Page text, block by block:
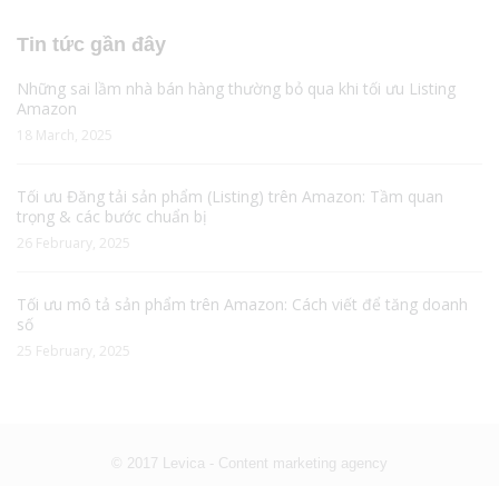
Tin tức gần đây
Những sai lầm nhà bán hàng thường bỏ qua khi tối ưu Listing
Amazon
18 March, 2025
Tối ưu Đăng tải sản phẩm (Listing) trên Amazon: Tầm quan
trọng & các bước chuẩn bị
26 February, 2025
Tối ưu mô tả sản phẩm trên Amazon: Cách viết để tăng doanh
số
25 February, 2025
© 2017 Levica - Content marketing agency